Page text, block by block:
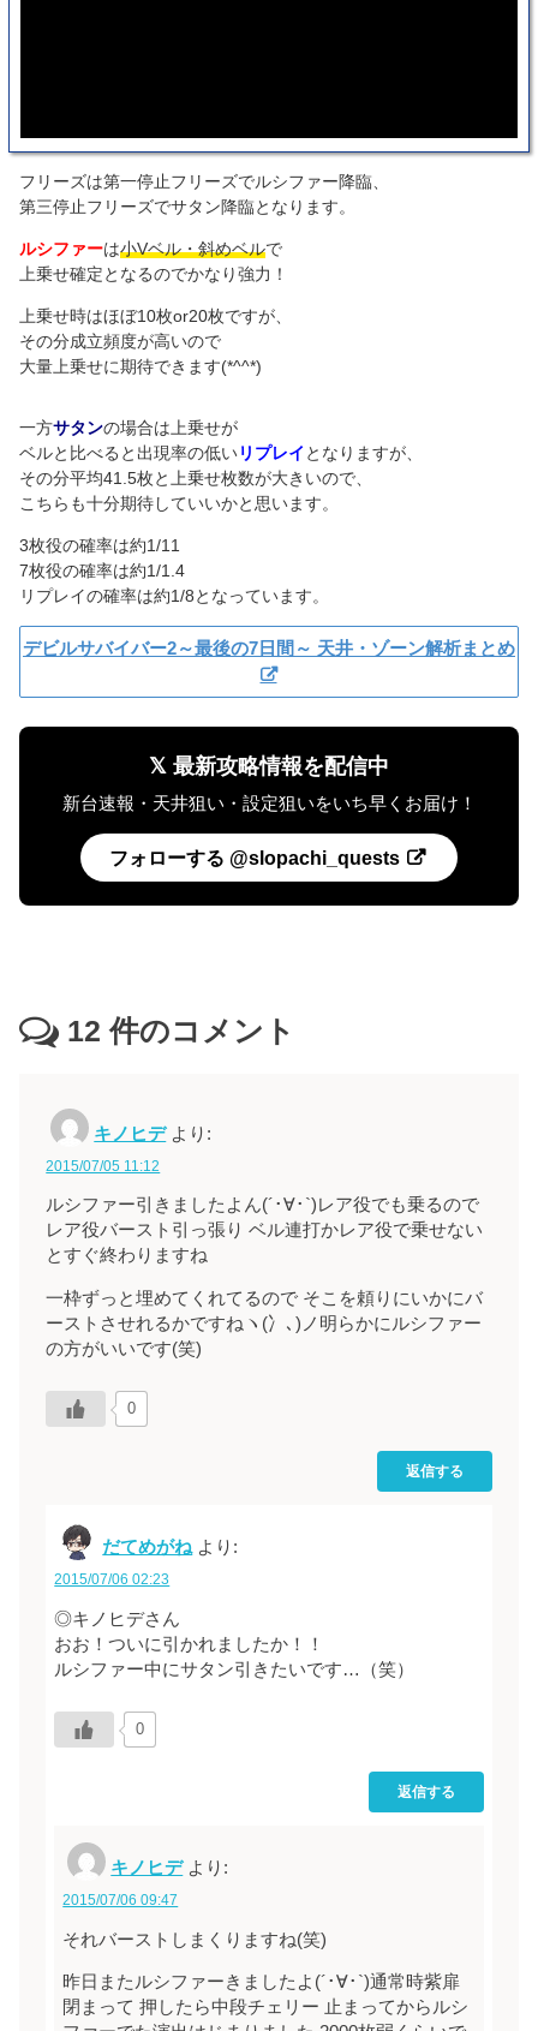
フリーズは第一停止フリーズでルシファー降臨、
第三停止フリーズでサタン降臨となります。
ルシファーは小Vベル・斜めベルで
上乗せ確定となるのでかなり強力！
上乗せ時はほぼ10枚or20枚ですが、
その分成立頻度が高いので
大量上乗せに期待できます(*^^*)
一方サタンの場合は上乗せが
ベルと比べると出現率の低いリプレイ となりますが、
その分平均41.5枚と上乗せ枚数が大きいので、
こちらも十分期待していいかと思います。
3枚役の確率は約1/11
7枚役の確率は約1/1.4
リプレイの確率は約1/8となっています。
デビルサバイバー2～最後の7日間～ 天井・ゾーン解析まとめ
𝕏 最新攻略情報を配信中
新台速報・天井狙い・設定狙いをいち早くお届け！
フォローする @slopachi_quests
12 件のコメント
キノヒデ より:
2015/07/05 11:12
ルシファー引きましたよん(´･∀･`)レア役でも乗るので
レア役バースト引っ張り ベル連打かレア役で乗せない
とすぐ終わりますね
一枠ずっと埋めてくれてるので そこを頼りにいかにバ
ーストさせれるかですねヽ(冫､)ノ明らかにルシファー
の方がいいです(笑)
0
返信する
だてめがね より:
2015/07/06 02:23
◎キノヒデさん
おお！ついに引かれましたか！！
ルシファー中にサタン引きたいです…（笑）
0
返信する
キノヒデ より:
2015/07/06 09:47
それバーストしまくりますね(笑)
昨日またルシファーきましたよ(´･∀･`)通常時紫扉
閉まって 押したら中段チェリー 止まってからルシ